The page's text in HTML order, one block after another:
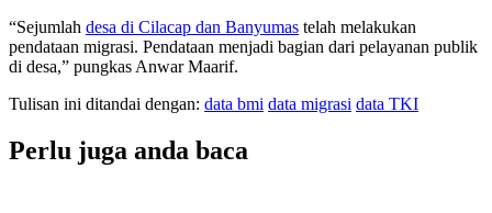
“Sejumlah desa di Cilacap dan Banyumas telah melakukan
pendataan migrasi. Pendataan menjadi bagian dari pelayanan publik
di desa,” pungkas Anwar Maarif.
Tulisan ini ditandai dengan: data bmi data migrasi data TKI
Perlu juga anda baca